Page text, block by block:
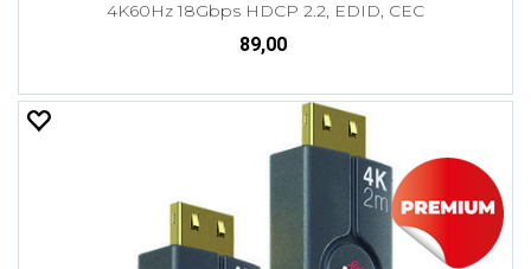
4K60Hz 18Gbps HDCP 2.2, EDID, CEC
89,00